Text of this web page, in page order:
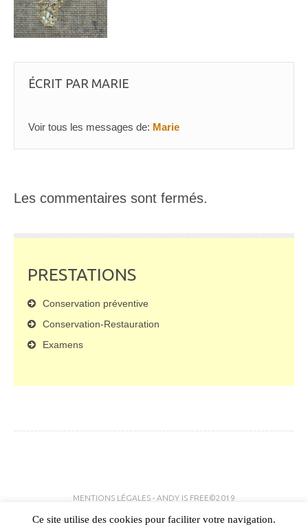
ÉCRIT PAR MARIE
Voir tous les messages de: Marie
Les commentaires sont fermés.
PRESTATIONS
Conservation préventive
Conservation-Restauration
Examens
MENTIONS LÉGALES - ANDY IS FREE©2019
Ce site utilise des cookies pour faciliter votre navigation.